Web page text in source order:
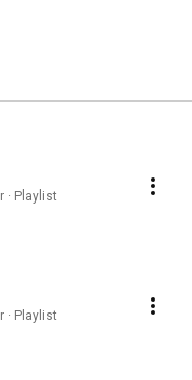
ANDRITZ Schuler · Playlist
ANDRITZ Schuler · Playlist